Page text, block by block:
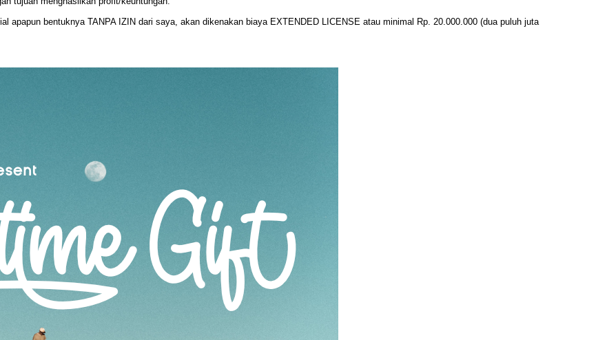
apapun bentuknya TANPA IZIN dari saya, akan dikenakan biaya EXTENDED LICENSE atau minimal Rp. 20.000.000 (dua puluh juta